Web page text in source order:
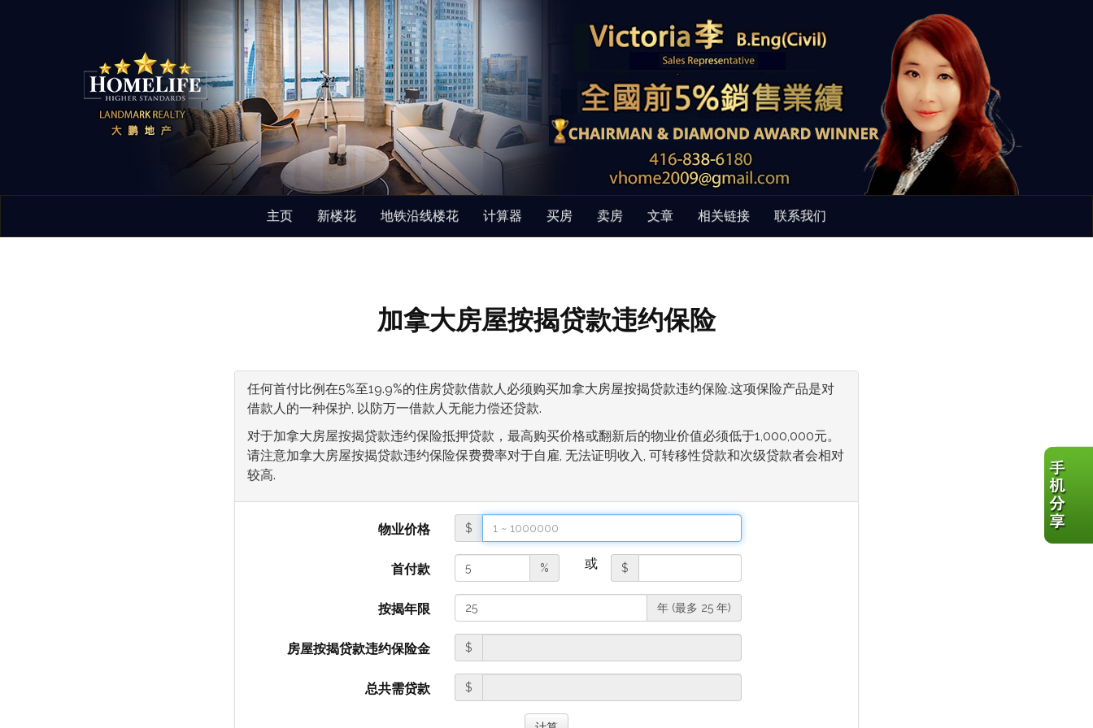
主页 新楼花 地铁沿线楼花 计算器 买房 卖房 文章 相关链接 联系我们
加拿大房屋按揭贷款违约保险
任何首付比例在5%至19.9%的住房贷款借款人必须购买加拿大房屋按揭贷款违约保险.这项保险产品是对
借款人的一种保护, 以防万一借款人无能力偿还贷款.
对于加拿大房屋按揭贷款违约保险抵押贷款，最高购买价格或翻新后的物业价值必须低于1,000,000元。
请注意加拿大房屋按揭贷款违约保险保费费率对于自雇, 无法证明收入, 可转移性贷款和次级贷款者会相对
较高.
物业价格 $
首付款 % 或 $
按揭年限 年 (最多 25 年)
房屋按揭贷款违约保险金 $
总共需贷款 $